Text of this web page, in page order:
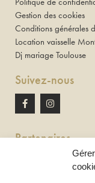
Gestion des cookies
Conditions générales
Location vaisselle
Dj mariage Toulouse
Suivez-nous
Partenaires
Newton discomobile